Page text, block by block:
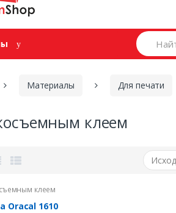
И
щ
е
Материалы Для печати
клеем
клеем
Oracal 1610